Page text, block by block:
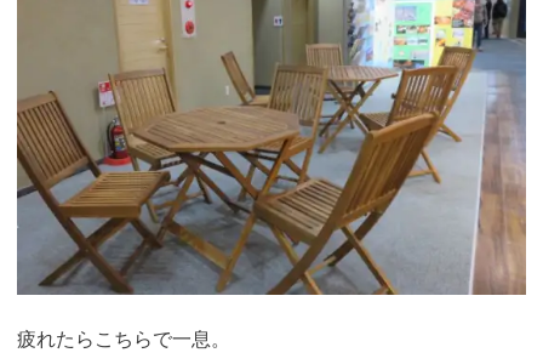
疲れたらこちらで一息。